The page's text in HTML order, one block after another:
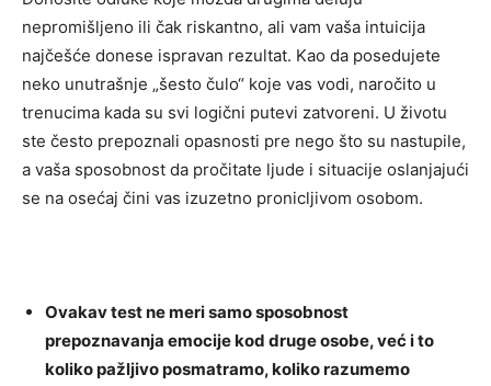
nepromišljeno ili čak riskantno, ali vam vaša intuicija
najčešće donese ispravan rezultat. Kao da posedujete
neko unutrašnje „šesto čulo“ koje vas vodi, naročito u
trenucima kada su svi logični putevi zatvoreni. U životu
ste često prepoznali opasnosti pre nego što su nastupile,
a vaša sposobnost da pročitate ljude i situacije oslanjajući
se na osećaj čini vas izuzetno pronicljivom osobom.
Ovakav test ne meri samo sposobnost
prepoznavanja emocije kod druge osobe, već i to
koliko pažljivo posmatramo, koliko razumemo